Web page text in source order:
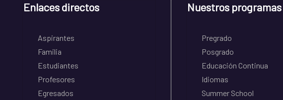
Enlaces directos
Aspirantes
Familia
Estudiantes
Profesores
Egresados
Nuestros programas
Pregrado
Posgrado
Educación Continua
Idiomas
Summer School